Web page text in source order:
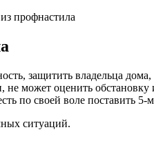
профнастила
защитить владельца
может оценить
по своей воле поставить
ситуаций.